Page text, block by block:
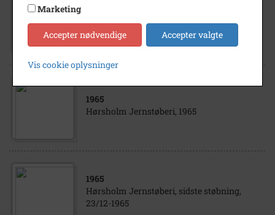
Hørsholm Jernstøberi, 1965
1965
Hørsholm Jernstøberi, 1965
1965
Hørsholm Jernstøberi, sidste støbning,
23/12-1965
Marketing
Accepter nødvendige Accepter valgte
Vis cookie oplysninger